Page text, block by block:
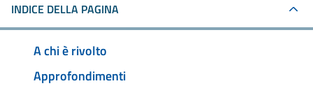
INDICE DELLA PAGINA
A chi è rivolto
Approfondimenti